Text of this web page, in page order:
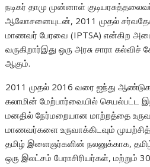
நடிகர் தாமு முன்னாள்
ஆலோசனையுடன், 2011 முதல்
மாணவர் பேரவை (IPTSA) என்கிற
வருகிறார்இது ஒரு அரசு சாரா
ஆகும்.
2011 முதல் 2016 வரை ஐந்து
கலாமின் மேற்பார்வையில்
மனதில் நேர்மறையான மாற்றத்தை
மாணவர்களை உருவாக்கிடவும்
தமிழ் இளைஞர்களின் நலனுக்காக,
ஒரு இலட்சம் பேராசிரியர்கள்,